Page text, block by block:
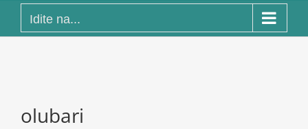
Idite na...
olubari